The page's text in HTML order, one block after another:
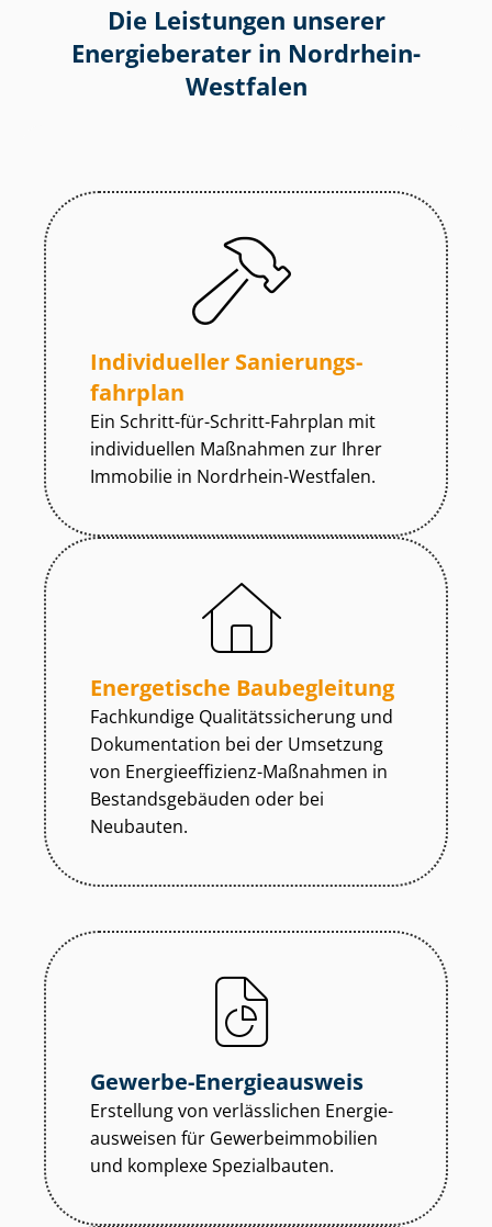
Die Leistungen unserer
Energieberater in Nordrhein-
Westfalen
Individueller Sa­nie­rungs­
fahr­plan
Ein Schritt-für-Schritt-Fahrplan mit
individuellen Maßnahmen zur Ihrer
Immobilie in Nordrhein-Westfalen.
Energetische Baubegleitung
Fachkundige Qua­li­täts­si­che­rung und
Dokumentation bei der Umsetzung
von En­er­gie­ef­fi­zi­enz-Maßnahmen in
Be­stands­ge­bäu­den oder bei
Neubauten.
Gewerbe-Energieausweis
Erstellung von verlässlichen En­er­gie­
aus­wei­sen für Ge­wer­be­im­mo­bi­li­en
und komplexe Spezialbauten.